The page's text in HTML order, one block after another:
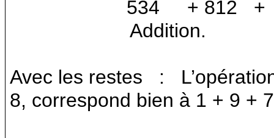
534 + 812
+
Addition.
Avec les restes :
8, correspond bien à 1 + 9 +